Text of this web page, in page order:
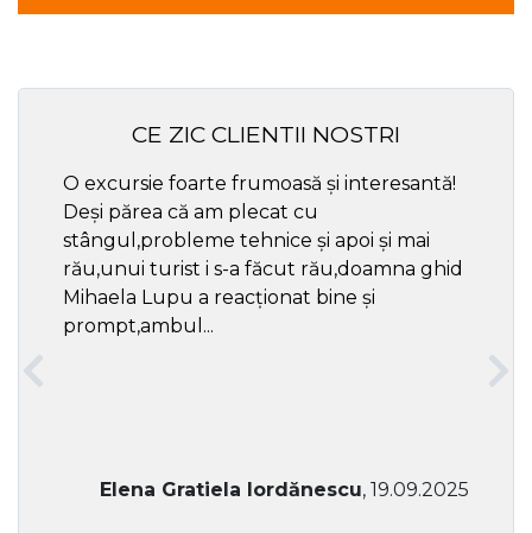
CE ZIC CLIENTII NOSTRI
O excursie foarte frumoasă și interesantă!
Deși părea că am plecat cu
stângul,probleme tehnice și apoi și mai
rău,unui turist i s-a făcut rău,doamna ghid
Mihaela Lupu a reacționat bine și
prompt,ambul...
Elena Gratiela Iordănescu, 19.09.2025